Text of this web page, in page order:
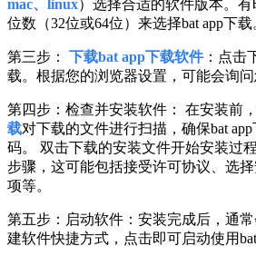
mac、linux）选择合适的软件版本。
位数（32位或64位）来选择bat app下载
第三步： 下载bat app下载软件：点击
载。根据您的浏览器设置，可能会询问
第四步：检查并安装软件： 在安装前
载对下载的文件进行扫描，确保bat
码。 双击下载的安装文件开始安装过
步骤，这可能包括接受许可协议、选
项等。
第五步：启动软件：安装完成后，通
建软件快捷方式，点击即可启动使用bat